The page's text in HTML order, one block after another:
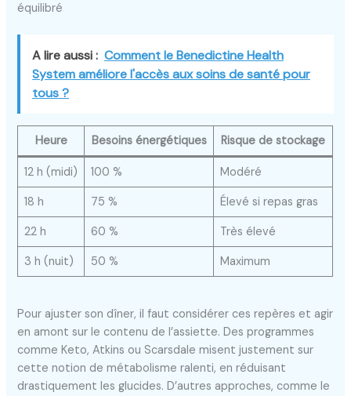
équilibré
A lire aussi : Comment le Benedictine Health
System améliore l'accès aux soins de santé pour
tous ?
Heure Besoins énergétiques Risque de stockage
12 h (midi) 100 %
Modéré
18 h
75 %
Élevé si repas gras
22 h
60 %
Très élevé
3 h (nuit)
50 % Maximum
Pour ajuster son dîner, il faut considérer ces repères et agir
en amont sur le contenu de l’assiette. Des programmes
comme Keto, Atkins ou Scarsdale misent justement sur
cette notion de métabolisme ralenti, en réduisant
drastiquement les glucides. D’autres approches, comme le